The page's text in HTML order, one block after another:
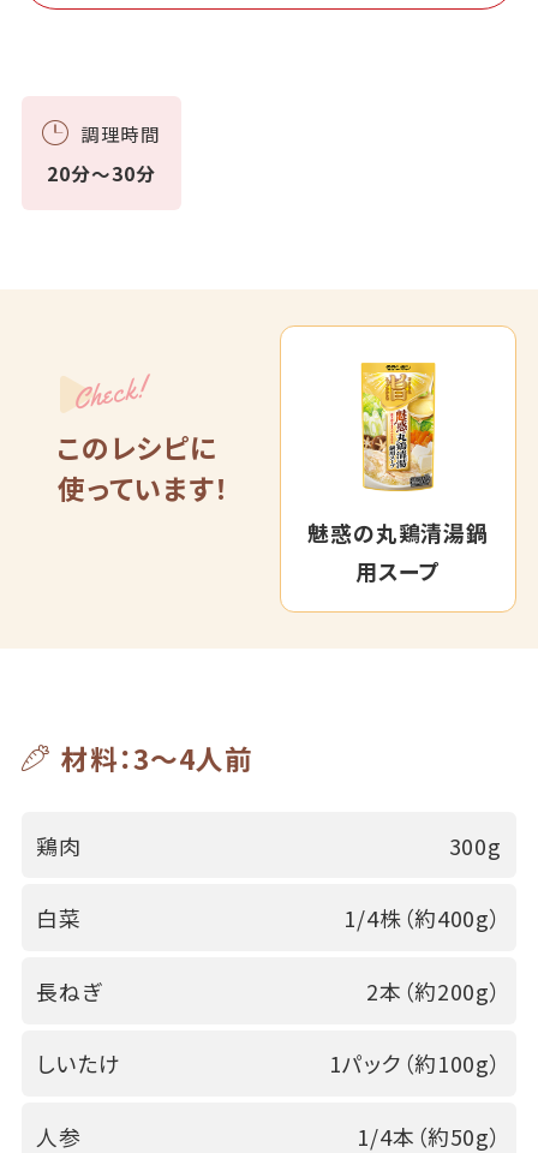
調理時間
20分～30分
Check!
このレシピに
使っています！
魅惑の丸鶏清湯鍋
用スープ
材料：3～4人前
鶏肉 300g
白菜 1/4株（約400g）
長ねぎ 2本（約200g）
しいたけ 1パック（約100g）
人参 1/4本（約50g）